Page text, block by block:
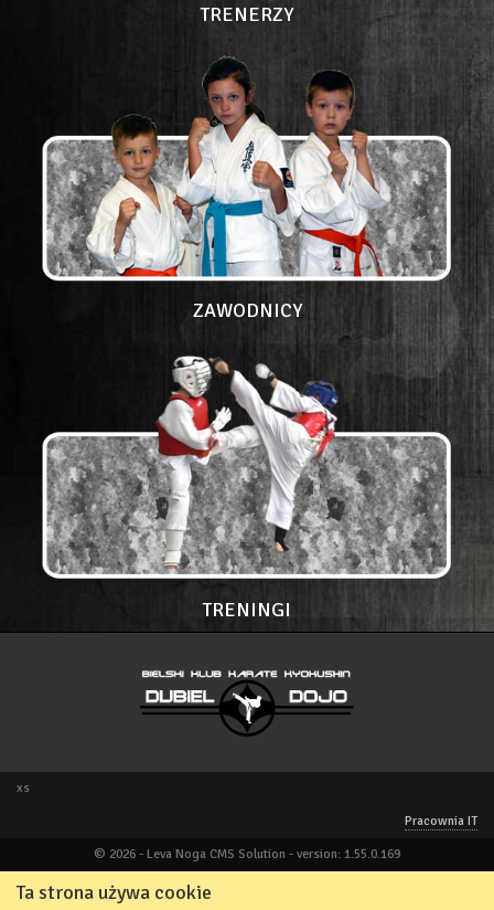
TRENERZY
ZAWODNICY
TRENINGI
xs
Pracownia IT
© 2026 - Leva Noga CMS Solution - version: 1.55.0.169
Ta strona używa cookie